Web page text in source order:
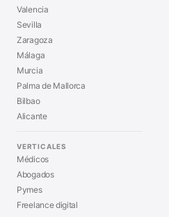
Valencia
Sevilla
Zaragoza
Málaga
Murcia
Palma de Mallorca
Bilbao
Alicante
VERTICALES
Médicos
Abogados
Pymes
Freelance digital